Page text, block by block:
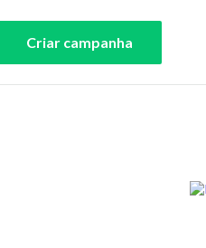
Criar campanha